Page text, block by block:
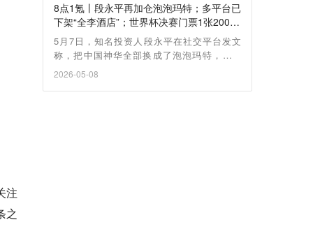
注
之
8点1氪丨段永平再加仓泡泡玛特；多平台已
下架“全李酒店”；世界杯决赛门票1张200万
美元，FIFA回应
5月7日，知名投资人段永平在社交平台发文
称，把中国神华全部换成了泡泡玛特，并直
言“很久没有这种兴奋感了”。
2026-05-08